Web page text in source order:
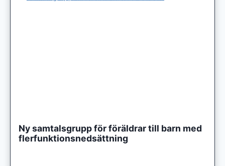
Ny samtalsgrupp för föräldrar till barn med
flerfunktionsnedsättning